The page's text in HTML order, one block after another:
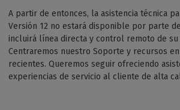
A partir de entonces, la asistencia técnica
Versión 12 no estará disponible por parte
incluirá línea directa y control remoto de su
Centraremos nuestro Soporte y recursos
recientes. Queremos seguir ofreciendo
experiencias de servicio al cliente de alta